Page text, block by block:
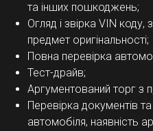
та інших пошкоджень;
Огляд і звірка VIN
предмет оригінальності;
Повна перевірка
Тест-драйв;
Аргументований торг з
Перевірка документів
автомобіля, наявність